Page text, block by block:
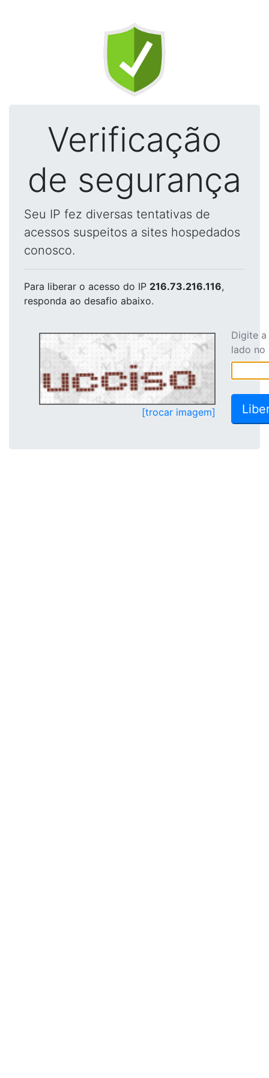
Verificação
de segurança
Seu IP fez diversas tentativas de
acessos suspeitos a sites hospedados
conosco.
Para liberar o acesso do IP 216.73.216.116,
responda ao desafio abaixo.
[trocar imagem]
Digite
lado no